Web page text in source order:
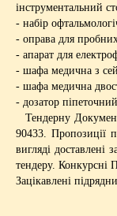
інструментальний
- набір
- оправа для
- апарат для
- шафа медична з
- шафа медична
- дозатор
Тендерну
90433. Пропозиції
вигляді
тендеру. Конкурсні
Зацікавлені